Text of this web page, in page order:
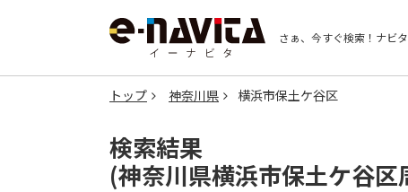
さぁ、今すぐ検索！ ナビ
トップ 神奈川県 横浜市保土ケ谷区
検索結果
(神奈川県横浜市保土ケ谷区